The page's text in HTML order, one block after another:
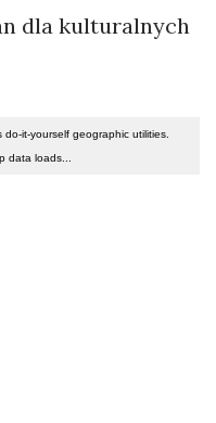
dla kulturalnych